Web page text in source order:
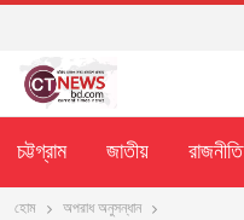
চট্টগ্রাম জাতীয় রাজনীতি
হোম অপরাধ অনুসন্ধান